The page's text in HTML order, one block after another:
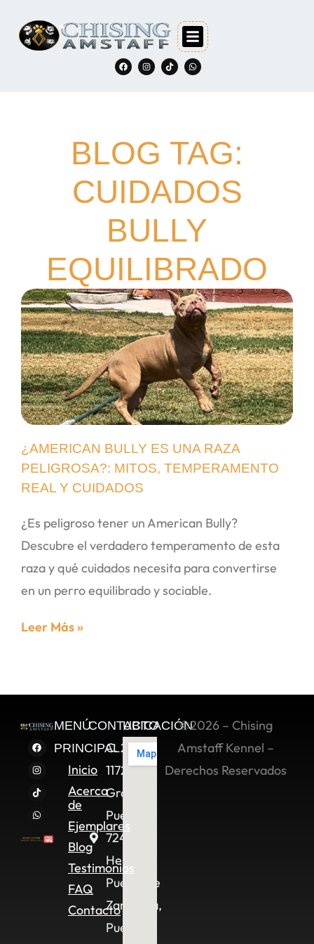
BLOG TAG:
CUIDADOS
BULLY
EQUILIBRADO
¿AMERICAN BULLY ES UNA RAZA
PELIGROSA?: MITOS, TEMPERAMENTO
REAL Y CUIDADOS
¿Es peligroso tener un American Bully?
Descubre el verdadero temperamento de esta
raza y qué cuidados necesita para convertirse
en un perro equilibrado y sociable.
Leer Más »
MENÚ
PRINCIPAL
Inicio
Acerca
de
Ejemplares
Blog
Testimonios
FAQ
Contacto
CONTACTO
C. 2 Sur
11722,
Granjas
Puebla,
72490
Heroica
Puebla de
Zaragoza,
Pue.
UBICACIÓN©2026 – Chising
Amstaff Kennel –
Derechos Reservados